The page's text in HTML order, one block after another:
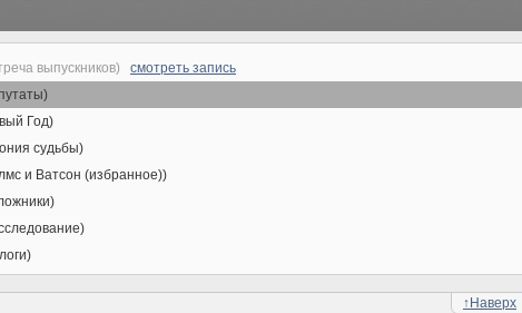
выпускников) смотреть запись
Год)
судьбы)
и Ватсон (избранное))
↑ Наверх